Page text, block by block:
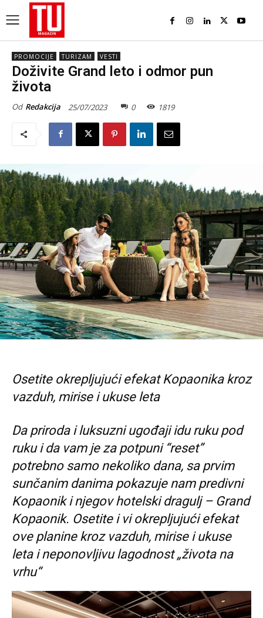
PROMOCIJE TURIZAM VESTI
Doživite Grand leto i odmor pun
života
Od Redakcija 25/07/2023 0 1819
Osetite okrepljujući efekat Kopaonika kroz
vazduh, mirise i ukuse leta
Da priroda i luksuzni ugođaji idu ruku pod
ruku i da vam je za potpuni “reset”
potrebno samo nekoliko dana, sa prvim
sunčanim danima pokazuje nam predivni
Kopaonik i njegov hotelski dragulj – Grand
Kopaonik. Osetite i vi okrepljujući efekat
ove planine kroz vazduh, mirise i ukuse
leta i neponovljivu lagodnost „života na
vrhu“